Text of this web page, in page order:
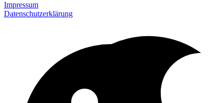
Impressum
Datenschutzerklärung